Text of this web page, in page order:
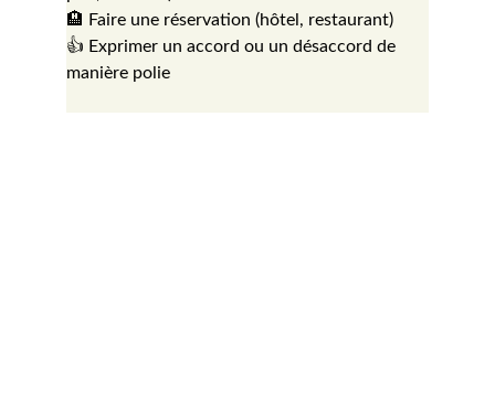
🏨 Faire une réservation (hôtel, restaurant)
👍 Exprimer un accord ou un désaccord de
manière polie